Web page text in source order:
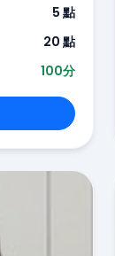
5 點
20 點
100分